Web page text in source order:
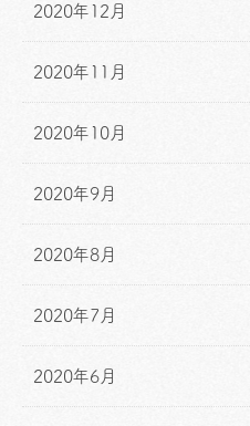
2020年12月
2020年11月
2020年10月
2020年9月
2020年8月
2020年7月
2020年6月